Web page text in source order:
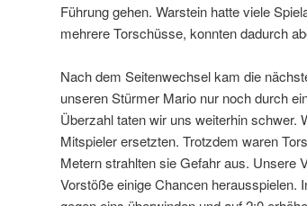
Führung gehen. Warstein hatte viele
mehrere Torschüsse, konnten dadurch
Nach dem Seitenwechsel kam die
unseren Stürmer Mario nur noch durch
Überzahl taten wir uns weiterhin schwer.
Mitspieler ersetzten. Trotzdem waren
Metern strahlten sie Gefahr aus. Unsere
Vorstöße einige Chancen herausspielen.